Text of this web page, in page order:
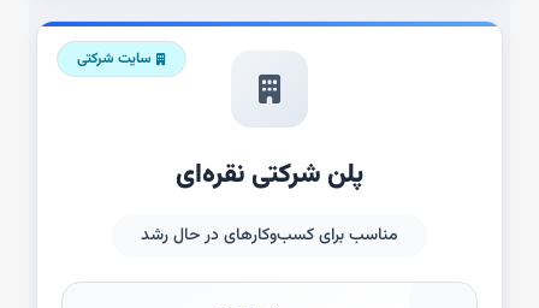
سایت شرکتی
پلن شرکتی نقره‌ای
مناسب برای کسب‌وکارهای در حال رشد